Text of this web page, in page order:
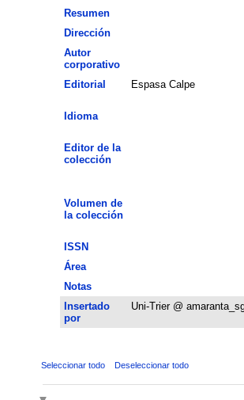
Resumen
Dirección
Autor
corporativo
Editorial Espasa Calpe
Idioma
Editor de la
colección
Volumen de
la colección
ISSN
Área
Notas
Insertado
por
Uni-Trier @
Seleccionar todo Deseleccionar todo